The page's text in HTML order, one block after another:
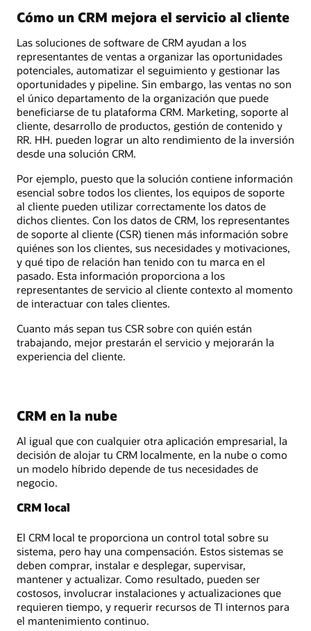
Cómo un CRM mejora el servicio al cliente
Las soluciones de software de CRM ayudan a los
representantes de ventas a organizar las oportunidades
potenciales, automatizar el seguimiento y gestionar las
oportunidades y pipeline. Sin embargo, las ventas no son
el único departamento de la organización que puede
beneficiarse de tu plataforma CRM. Marketing, soporte al
cliente, desarrollo de productos, gestión de contenido y
RR. HH. pueden lograr un alto rendimiento de la inversión
desde una solución CRM.
Por ejemplo, puesto que la solución contiene información
esencial sobre todos los clientes, los equipos de soporte
al cliente pueden utilizar correctamente los datos de
dichos clientes. Con los datos de CRM, los representantes
de soporte al cliente (CSR) tienen más información sobre
quiénes son los clientes, sus necesidades y motivaciones,
y qué tipo de relación han tenido con tu marca en el
pasado. Esta información proporciona a los
representantes de servicio al cliente contexto al momento
de interactuar con tales clientes.
Cuanto más sepan tus CSR sobre con quién están
trabajando, mejor prestarán el servicio y mejorarán la
experiencia del cliente.
CRM en la nube
Al igual que con cualquier otra aplicación empresarial, la
decisión de alojar tu CRM localmente, en la nube o como
un modelo híbrido depende de tus necesidades de
negocio.
CRM local
El CRM local te proporciona un control total sobre su
sistema, pero hay una compensación. Estos sistemas se
deben comprar, instalar e desplegar, supervisar,
mantener y actualizar. Como resultado, pueden ser
costosos, involucrar instalaciones y actualizaciones que
requieren tiempo, y requerir recursos de TI internos para
el mantenimiento continuo.